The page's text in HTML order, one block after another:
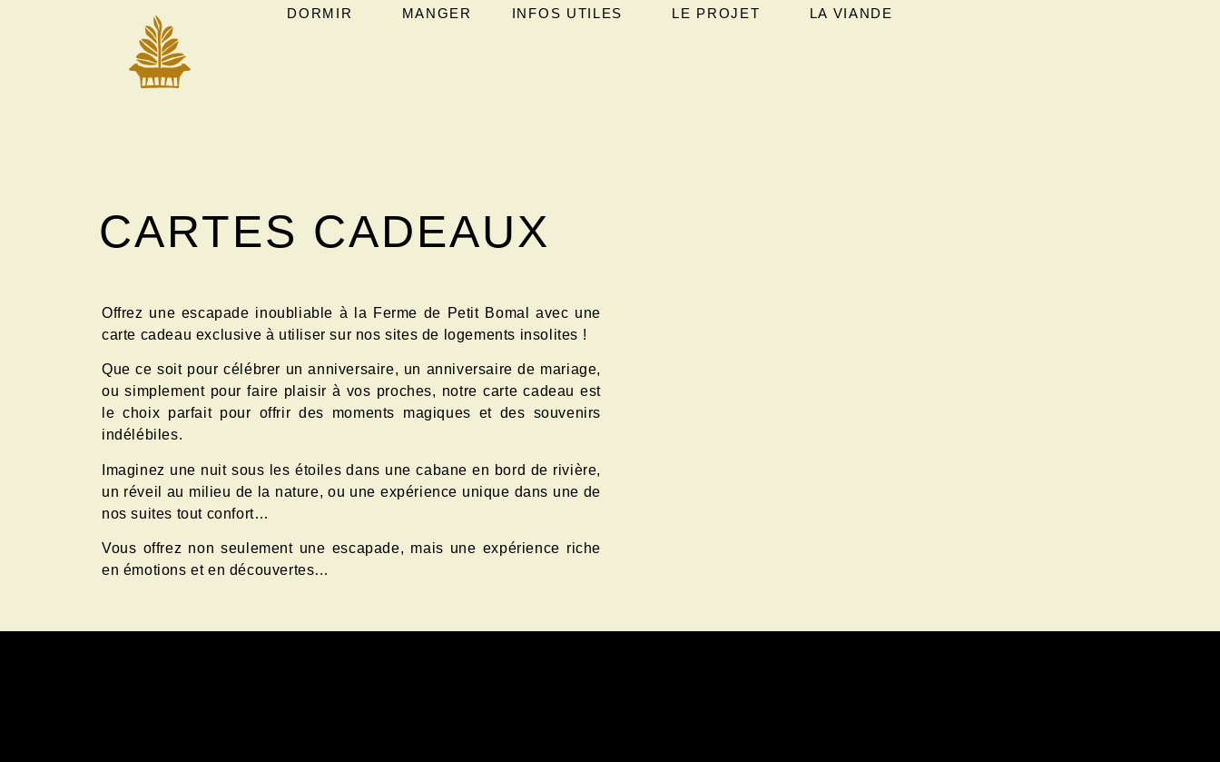
DORMIR MANGER INFOS UTILES LE PROJET LA VIANDE
CARTES CADEAUX
Offrez une escapade inoubliable à la Ferme de Petit Bomal avec une
carte cadeau exclusive à utiliser sur nos sites de logements insolites !
Que ce soit pour célébrer un anniversaire, un anniversaire de mariage,
ou simplement pour faire plaisir à vos proches, notre carte cadeau est
le choix parfait pour offrir des moments magiques et des souvenirs
indélébiles.
Imaginez une nuit sous les étoiles dans une cabane en bord de rivière,
un réveil au milieu de la nature, ou une expérience unique dans une de
nos suites tout confort…
Vous offrez non seulement une escapade, mais une expérience riche
en émotions et en découvertes…